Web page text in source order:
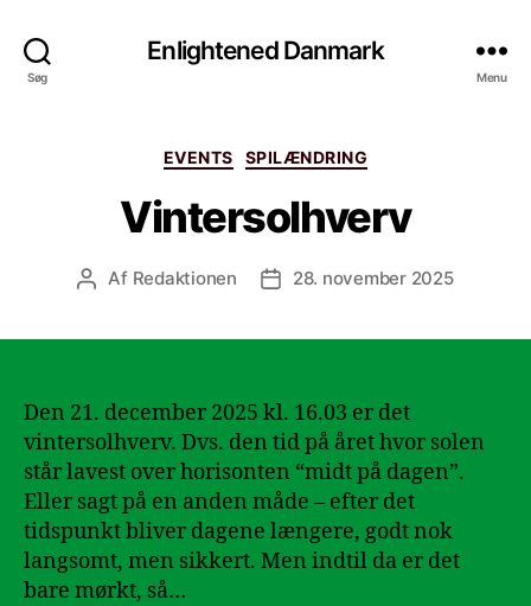
Søg
Enlightened Danmark
Menu
Kategorier
EVENTS SPILÆNDRING
Vintersolhverv
Indlægsforfatter
Af Redaktionen Indlægsdato
28. november 2025
Den 21. december 2025 kl. 16.03 er det
vintersolhverv. Dvs. den tid på året hvor solen
står lavest over horisonten “midt på dagen”.
Eller sagt på en anden måde – efter det
tidspunkt bliver dagene længere, godt nok
langsomt, men sikkert. Men indtil da er det
bare mørkt, så…